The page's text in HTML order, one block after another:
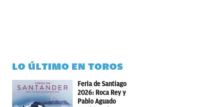
LO ÚLTIMO EN TOROS
Feria de Santiago
2026: Roca Rey y
Pablo Aguado